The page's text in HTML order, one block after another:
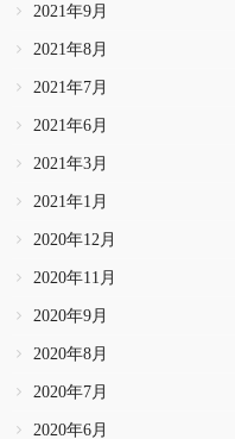
2021年9月
2021年8月
2021年7月
2021年6月
2021年3月
2021年1月
2020年12月
2020年11月
2020年9月
2020年8月
2020年7月
2020年6月